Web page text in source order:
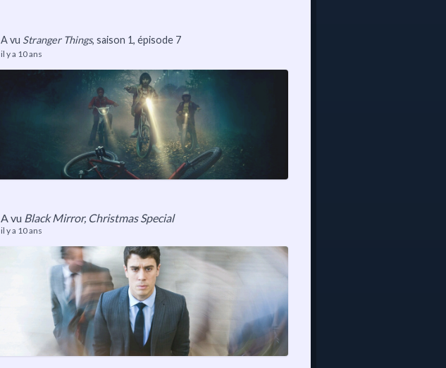
A vu Stranger Things, saison 1, épisode 7
il y a 10 ans
A vu Black Mirror, Christmas Special
il y a 10 ans